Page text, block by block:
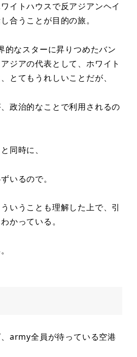
イトハウスで反アジアンヘイ
合うことが目的の旅。
なスターに昇りつめたバン
ジアの代表として、ホワイト
とてもうれしいことだが、
政治的なことで利用されるの
同時に、
いるので。
いうことも理解した上で、引
かっている。
army全員が待っている空港